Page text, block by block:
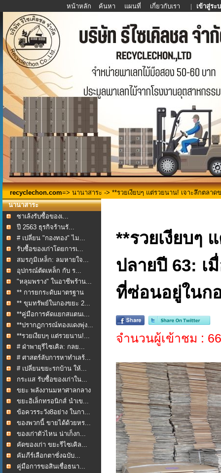
หน้าหลัก ค้นหา แผนที่ เกี่ยวกับเรา | เข้าสู่ระ
recyclechon.com=> นานาสาระ -> **รวยเงียบๆ แต่รวยนาน! เจาะลึกตลา
นานาสาระ
ซาเล้งรับซื้อของเ...
ปี 2563 ธุรกิจร้านรั...
# เปลี่ยน "กองทอง" ไม...
รับซื้อของเก่าโดยการเ...
สมรภูมิเหล็ก: ลมหายใจ...
อุปกรณ์ตัดเหล็ก กับ ร...
"หลุมพราง" ในอาชีพร้าน...
** การยกระดับมาตรฐาน
กา...
** ขุมทรัพย์ในกองขยะ 2...
**คู่มือการคัดแยกสแตนเ...
**ปรากฏการณ์ทองแดงพุ่ง...
**รวยเงียบๆ แต่รวยนาน!...
# ฝ่าพายุรีไซเคิล: กลย...
# ศาสตร์ลับการหาทำเลร้...
# เปลี่ยนขยะรกบ้าน ให้...
กระแส รับซื้อของเก่าใน...
ขยะ พลังงานมหาศาลกลาง
ใ...
ขยะอิเล็กทรอนิกส์ นำเข...
ข้อควรระวัง8อย่าง ในกา...
ของพวกนี้ ขายได้ด้วยหร...
ของเก่าตัวไหน น่าเก็งก...
คัดของเก่า ขยะรีไซเคิล...
คัมภีร์เลือกตาชั่งฉบับ...
คู่มือการขอสินเชื่อธนา...
**รวยเงียบๆ
ปลายปี 63: เ
ที่ซ่อนอยู่ในก
จำนวนผู้เข้าชม :